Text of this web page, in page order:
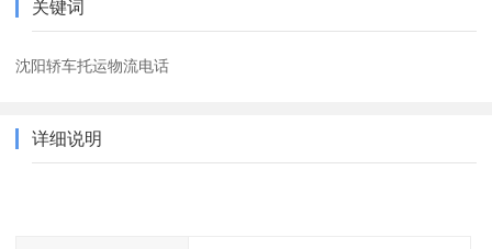
关键词
沈阳轿车托运物流电话
详细说明